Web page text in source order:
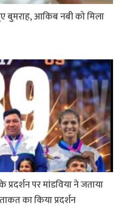
बुमराह, आकिब नबी को मिला
पर मांडविया ने जताया
का किया प्रदर्शन